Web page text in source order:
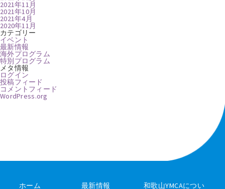
2021年11月
2021年10月
2021年4月
2020年11月
カテゴリー
イベント
最新情報
海外プログラム
特別プログラム
メタ情報
ログイン
投稿フィード
コメントフィード
WordPress.org
ホーム 最新情報 和歌山YMCAについ